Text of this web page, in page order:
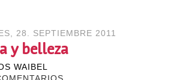
28. SEPTIEMBRE 2011
y belleza
WAIBEL